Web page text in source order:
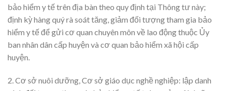
bảo hiểm y tế trên địa bàn theo quy định tại Thông tư này;
định kỳ hàng quý rà soát tăng, giảm đối tượng tham gia bảo
hiểm y tế để gửi cơ quan chuyên môn về lao động thuộc Ủy
ban nhân dân cấp huyện và cơ quan bảo hiểm xã hội cấp
huyện.
2. Cơ sở nuôi dưỡng, Cơ sở giáo dục nghề nghiệp: lập danh